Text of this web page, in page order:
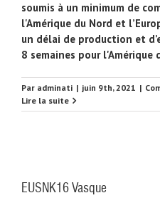
soumis à un minimum de
l'Amérique du Nord et
un délai de production et
8 semaines pour l'Amérique
Par adminati | juin 9th, 2021 |
Lire la suite
EUSNK16 Vasque